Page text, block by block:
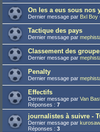
On les a eus sous nos
Dernier message par Bxl Boy
Tactique des pays
Dernier message par
Classement des
Dernier message par
Penalty
Dernier message par
Effectifs
Dernier message par Van
Réponses : 7
journalistes à suivre -
Dernier message par
Réponses : 3